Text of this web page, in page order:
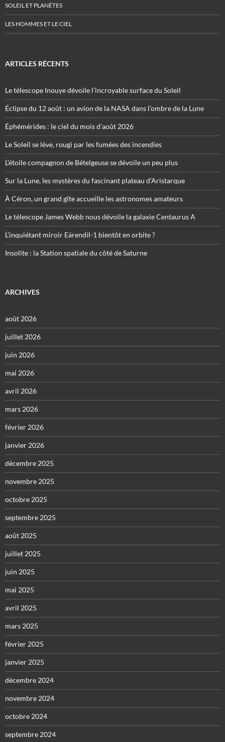
SOLEIL ET PLANÈTES
LES HOMMES ET LE CIEL
ARTICLES RÉCENTS
Le télescope Inouye dévoile l’incroyable surface du Soleil
Éclipse du 12 août : un avion de la NASA dans l’ombre de la Lune
Éphémérides : le ciel du mois d’août 2026
Le Soleil se lève, rougi par les fumées des incendies
L’étoile compagnon de Bételgeuse se dévoile un peu plus
Sur la Lune, les mystères du fascinant plateau d’Aristarque
À Céron, un grand gîte accueille les astronomes amateurs
Le télescope James Webb nous dévoile la galaxie Centaurus A
L’inquiétant miroir Eärendil-1 bientôt en orbite ?
Insolite : la Station spatiale du côté de Saturne
ARCHIVES
août 2026
juillet 2026
juin 2026
mai 2026
avril 2026
mars 2026
février 2026
janvier 2026
décembre 2025
novembre 2025
octobre 2025
septembre 2025
août 2025
juillet 2025
juin 2025
mai 2025
avril 2025
mars 2025
février 2025
janvier 2025
décembre 2024
novembre 2024
octobre 2024
septembre 2024